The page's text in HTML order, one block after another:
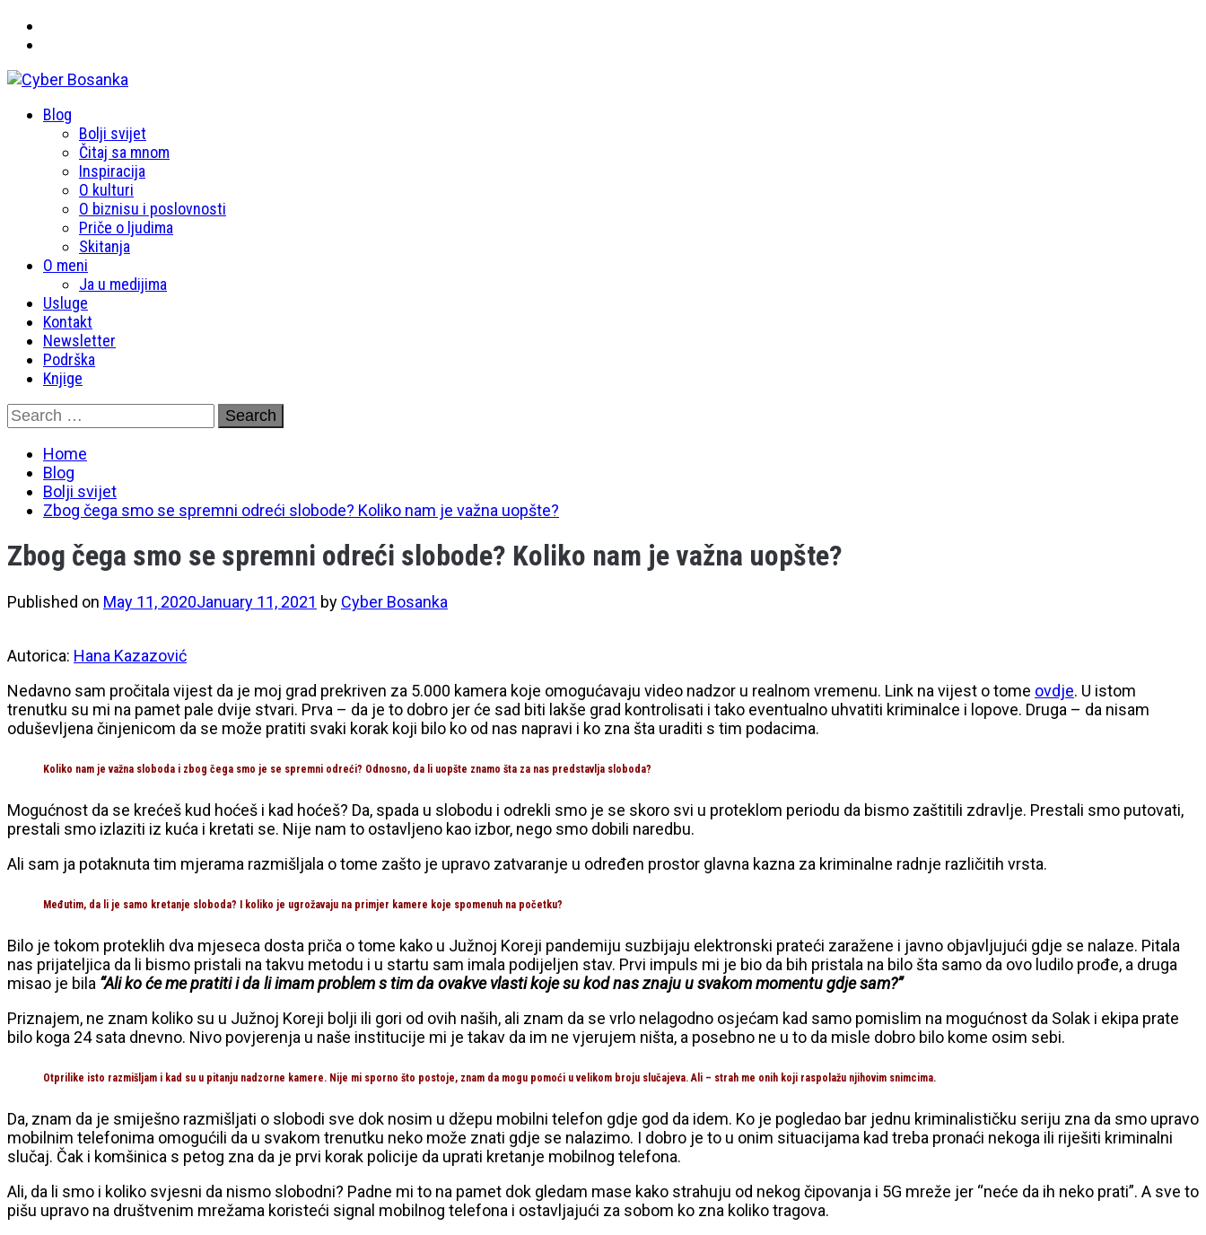
Cyber Bosanka
Primary
Blog
Bolji svijet
Čitaj sa mnom
Inspiracija
O kulturi
O biznisu i poslovnosti
Priče o ljudima
Skitanja
O meni
Ja u medijima
Usluge
Kontakt
Newsletter
Podrška
Knjige
Skip
to
content
Search
for:
Home
Blog
Bolji svijet
Zbog čega smo se spremni odreći slobode? Koliko nam je važna uopšte?
Zbog čega smo se spremni odreći slobode? Koliko nam je važna uopšte?
Published on May 11, 2020January 11, 2021 by Cyber Bosanka
Autorica: Hana Kazazović
Nedavno sam pročitala vijest da je moj grad prekriven za 5.000 kamera koje omogućavaju video nadzor u realnom vremenu. Link na vijest o tome ovdje. U istom
trenutku su mi na pamet pale dvije stvari. Prva – da je to dobro jer će sad biti lakše grad kontrolisati i tako eventualno uhvatiti kriminalce i lopove. Druga – da nisam
oduševljena činjenicom da se može pratiti svaki korak koji bilo ko od nas napravi i ko zna šta uraditi s tim podacima.
Koliko nam je važna sloboda i zbog čega smo je se spremni odreći? Odnosno, da li uopšte znamo šta za nas predstavlja sloboda?
Mogućnost da se krećeš kud hoćeš i kad hoćeš? Da, spada u slobodu i odrekli smo je se skoro svi u proteklom periodu da bismo zaštitili zdravlje. Prestali smo putovati,
prestali smo izlaziti iz kuća i kretati se. Nije nam to ostavljeno kao izbor, nego smo dobili naredbu.
Ali sam ja potaknuta tim mjerama razmišljala o tome zašto je upravo zatvaranje u određen prostor glavna kazna za kriminalne radnje različitih vrsta.
Međutim, da li je samo kretanje sloboda? I koliko je ugrožavaju na primjer kamere koje spomenuh na početku?
Bilo je tokom proteklih dva mjeseca dosta priča o tome kako u Južnoj Koreji pandemiju suzbijaju elektronski prateći zaražene i javno objavljujući gdje se nalaze. Pitala
nas prijateljica da li bismo pristali na takvu metodu i u startu sam imala podijeljen stav. Prvi impuls mi je bio da bih pristala na bilo šta samo da ovo ludilo prođe, a druga
misao je bila “Ali ko će me pratiti i da li imam problem s tim da ovakve vlasti koje su kod nas znaju u svakom momentu gdje sam?”
Priznajem, ne znam koliko su u Južnoj Koreji bolji ili gori od ovih naših, ali znam da se vrlo nelagodno osjećam kad samo pomislim na mogućnost da Solak i ekipa prate
bilo koga 24 sata dnevno. Nivo povjerenja u naše institucije mi je takav da im ne vjerujem ništa, a posebno ne u to da misle dobro bilo kome osim sebi.
Otprilike isto razmišljam i kad su u pitanju nadzorne kamere. Nije mi sporno što postoje, znam da mogu pomoći u velikom broju slučajeva. Ali – strah me onih koji raspolažu njihovim snimcima.
Da, znam da je smiješno razmišljati o slobodi sve dok nosim u džepu mobilni telefon gdje god da idem. Ko je pogledao bar jednu kriminalističku seriju zna da smo upravo
mobilnim telefonima omogućili da u svakom trenutku neko može znati gdje se nalazimo. I dobro je to u onim situacijama kad treba pronaći nekoga ili riješiti kriminalni
slučaj. Čak i komšinica s petog zna da je prvi korak policije da uprati kretanje mobilnog telefona.
Ali, da li smo i koliko svjesni da nismo slobodni? Padne mi to na pamet dok gledam mase kako strahuju od nekog čipovanja i 5G mreže jer “neće da ih neko prati”. A sve to
pišu upravo na društvenim mrežama koristeći signal mobilnog telefona i ostavljajući za sobom ko zna koliko tragova.